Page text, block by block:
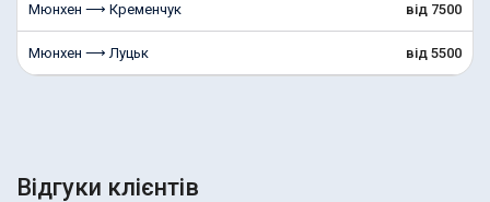
Мюнхен ⟶ Кременчук від 7500
Мюнхен ⟶ Луцьк від 5500
Відгуки клієнтів